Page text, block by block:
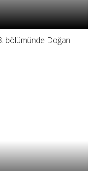
bölümünde Doğan